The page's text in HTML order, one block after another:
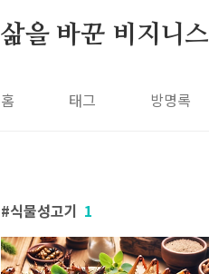
삶을 바꾼 비지니스
홈 태그 방명록
식물성고기 1